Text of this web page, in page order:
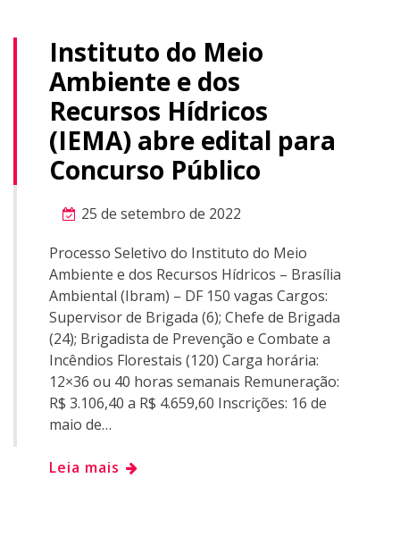
Instituto do Meio
Ambiente e dos
Recursos Hídricos
(IEMA) abre edital para
Concurso Público
25 de setembro de 2022
Processo Seletivo do Instituto do Meio
Ambiente e dos Recursos Hídricos – Brasília
Ambiental (Ibram) – DF 150 vagas Cargos:
Supervisor de Brigada (6); Chefe de Brigada
(24); Brigadista de Prevenção e Combate a
Incêndios Florestais (120) Carga horária:
12×36 ou 40 horas semanais Remuneração:
R$ 3.106,40 a R$ 4.659,60 Inscrições: 16 de
maio de…
Leia mais